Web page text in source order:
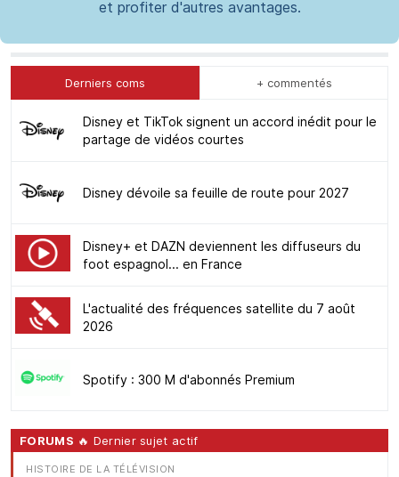
et profiter d'autres avantages.
Derniers coms + commentés
Disney et TikTok signent un accord inédit pour le
partage de vidéos courtes
Disney dévoile sa feuille de route pour 2027
Disney+ et DAZN deviennent les diffuseurs du
foot espagnol... en France
L'actualité des fréquences satellite du 7 août
2026
Spotify : 300 M d'abonnés Premium
FORUMS 🔥 Dernier sujet actif
HISTOIRE DE LA TÉLÉVISION